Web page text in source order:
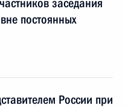
заседания
постоянных
России при